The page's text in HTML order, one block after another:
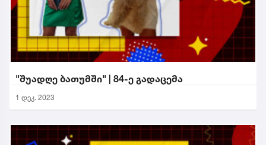
"შუადღე ბათუმში" | 84-ე გადაცემა
1 დეკ. 2023